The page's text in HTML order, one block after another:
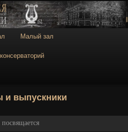
содержимому
содержимому
Малый зал
и выпускники